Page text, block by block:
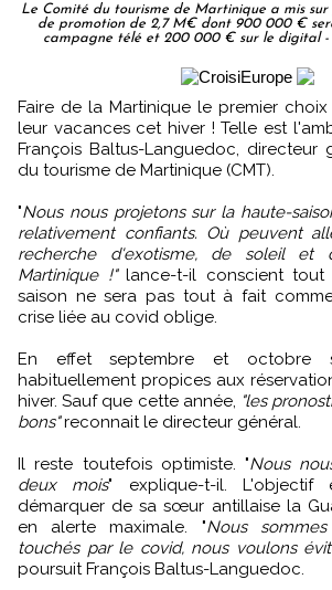
Le Comité du tourisme de Martinique a mis
de promotion de 2,7 M€ dont 900 000 €
campagne télé et 200 000 € sur le digital -
Faire de la Martinique le premier choix des Français pour
leur vacances cet hiver ! Telle est
François Baltus-Languedoc, directeur
du tourisme de Martinique (CMT).
"Nous nous projetons sur la haute-
relativement confiants. Où peuvent
recherche d'exotisme, de soleil et
Martinique !"lance-t-il conscient tout
saison ne sera pas tout à fait
crise liée au covid oblige.
En effet septembre et octobre
habituellement propices aux
hiver. Sauf que cette année, "les
bons"reconnait le directeur général.
Il reste toutefois optimiste. "Nous
deux mois" explique-t-il.
démarquer de sa sœur antillaise la
en alerte maximale. "Nous
touchés par le covid, nous voulons
poursuit François Baltus-Languedoc.